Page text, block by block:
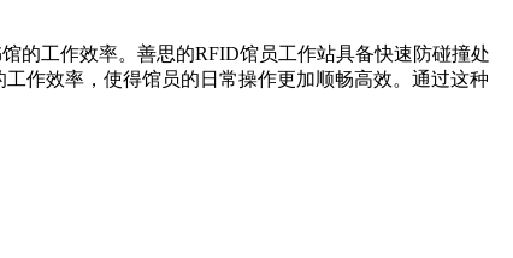
的工作效率。善思的RFID馆员工作站具备快速防碰撞处
作效率，使得馆员的日常操作更加顺畅高效。通过这种